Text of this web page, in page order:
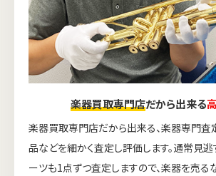
楽器買取専門店だから出来る
楽器買取専門店だから出来る、楽器専門査
品などを細かく査定し評価します。通常見
ーツも1点ずつ査定しますので、楽器を売る